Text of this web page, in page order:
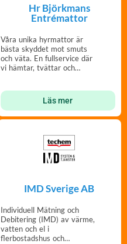
Hr Björkmans
Entrémattor
Våra unika hyrmattor är
bästa skyddet mot smuts
och väta. En fullservice där
vi hämtar, tvättar och
Läs mer
IMD Sverige AB
Individuell Mätning och
Debitering (IMD) av värme,
vatten och el i
flerbostadshus och